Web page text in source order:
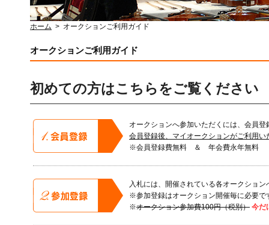
ホーム > オークションご利用ガイド
オークションご利用ガイド
初めての方はこちらをご覧ください
オークションへ参加いただくには、会員登
会員登録後、マイオークションがご利用い
※会員登録費無料 ＆ 年会費永年無料
入札には、開催されている各オークショ
※参加登録はオークション開催毎に必要で
※オークション参加費100円（税別） 今だ